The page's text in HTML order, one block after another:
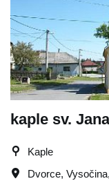
kaple sv.
Kaple
Dvorce, Vysočina,